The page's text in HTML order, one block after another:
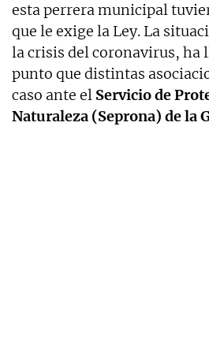
esta perrera municipal
que le exige la Ley. La
la crisis del coronavirus, ha
punto que distintas
caso ante el Servicio de
Naturaleza (Seprona) de la